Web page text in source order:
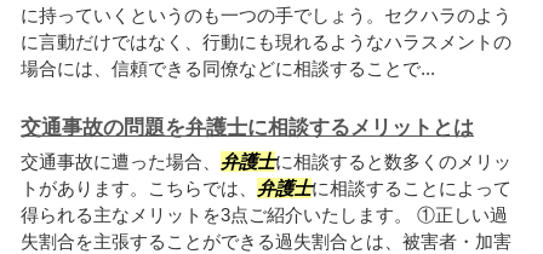
に持っていくというのも一つの手でしょう。セクハラのよう
に言動だけではなく、行動にも現れるようなハラスメントの
場合には、信頼できる同僚などに相談することで...
交通事故の問題を弁護士に相談するメリットとは
交通事故に遭った場合、 弁護士に相談すると数多くのメリッ
トがあります。こちらでは、 弁護士に相談することによって
得られる主なメリットを3点ご紹介いたします。 ①正しい過
失割合を主張することができる過失割合とは、被害者・加害